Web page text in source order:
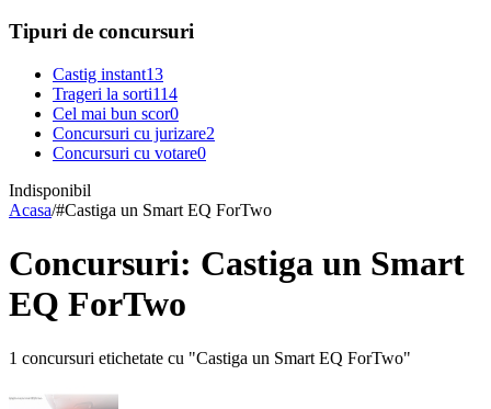
Tipuri de concursuri
Castig instant13
Trageri la sorti114
Cel mai bun scor0
Concursuri cu jurizare2
Concursuri cu votare0
Indisponibil
Acasa/#Castiga un Smart EQ ForTwo
Concursuri: Castiga un Smart
EQ ForTwo
1 concursuri etichetate cu "Castiga un Smart EQ ForTwo"